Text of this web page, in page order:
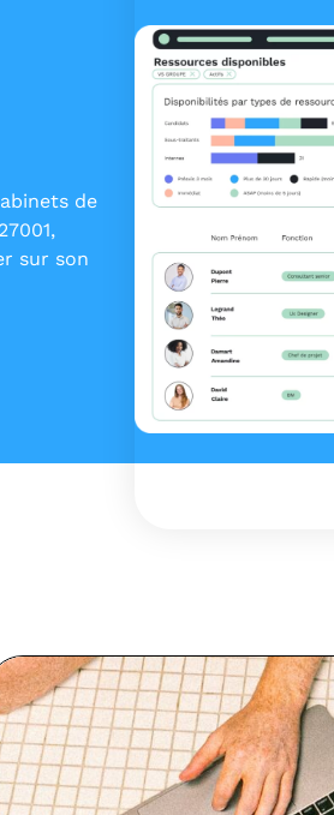
de
sur son